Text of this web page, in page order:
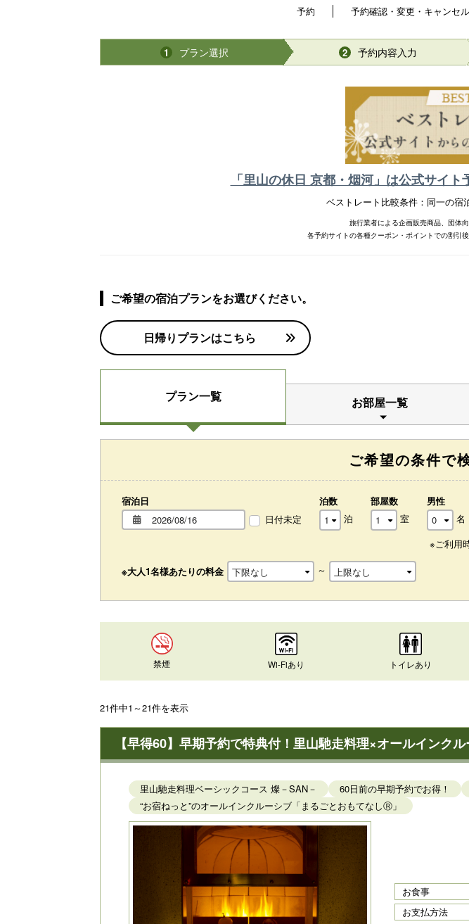
予約 予約確認・変更・キャンセル
1 プラン選択 2 予約内容入力
「里山の休日 京都・烟河」は公式サイ
ベストレート比較条件：同一の宿
旅行業者による企画販売商品、団体
各予約サイトの各種クーポン・ポイントでの割引
ご希望の宿泊プランをお選びください。
日帰りプランはこちら
プラン一覧 お部屋一覧
ご希望の条件で
宿泊日
日付未定
泊数
泊
部屋数
室
男性
名
※ご利用
※大人1名様あたりの料金 ～
禁煙 Wi-Fiあり トイレあり
21件中1～21件を表示
【早得60】早期予約で特典付！里山馳走料理×オールインク
里山馳走料理ベーシックコース 燦－SAN－ 60日前の早期予約でお得！
“お宿ねっと”のオールインクルーシブ「まるごとおもてなしⓇ」
お食事
お支払方法